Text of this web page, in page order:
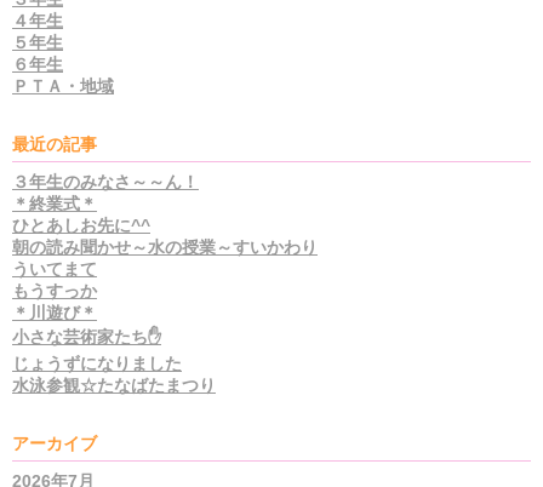
４年生
５年生
６年生
ＰＴＡ・地域
最近の記事
３年生のみなさ～～ん！
＊終業式＊
ひとあしお先に^^
朝の読み聞かせ～水の授業～すいかわり
ういてまて
もうすっか
＊川遊び＊
小さな芸術家たち✋
じょうずになりました
水泳参観☆たなばたまつり
アーカイブ
2026年7月